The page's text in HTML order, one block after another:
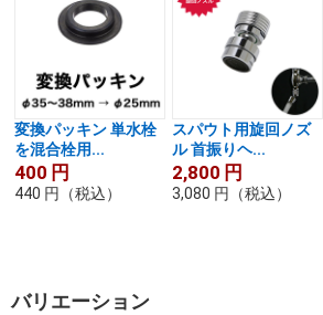
変換パッキン 単水栓
を混合栓用...
400 円
440 円 （税込）
スパウト用旋回ノズ
ル 首振りヘ...
2,800 円
3,080 円 （税込）
バリエーション